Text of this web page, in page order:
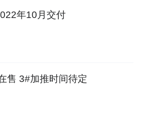
年10月交付
售 3#加推时间待定